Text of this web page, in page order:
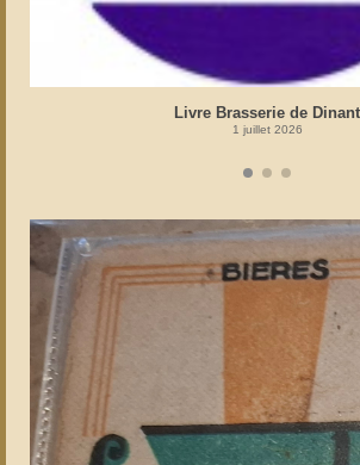
Livre Brasserie de Dinant
1 juillet 2026